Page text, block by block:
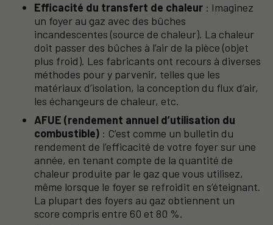
Efficacité du transfert de chaleur : Imaginez
un foyer au gaz avec des bûches
incandescentes (source de chaleur). La chaleur
doit passer des bûches à l’air de la pièce (objet
plus froid). Les fabricants ont recours à diverses
méthodes pour y parvenir, telles que les
matériaux d’isolation, la conception du flux d’air,
les échangeurs de chaleur, etc.
AFUE (rendement annuel d’utilisation du
combustible) : C’est comme un bulletin du
rendement de l’efficacité de votre foyer sur une
année, en tenant compte de la quantité de
chaleur produite par le gaz que vous utilisez,
même lorsque le foyer se refroidit en s’éteignant.
La plupart des foyers au gaz obtiennent un
score compris entre 60 et 80 %.